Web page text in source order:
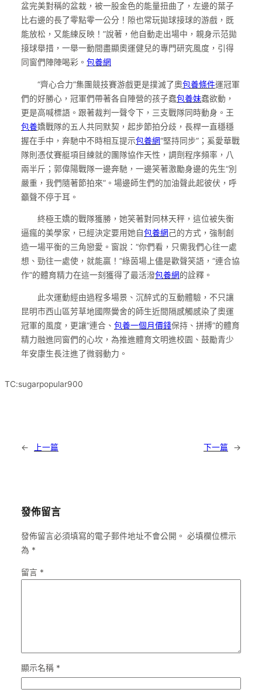
盆完美對稱的盆栽，被一股金色的能量扭曲了，左邊的葉子
比右邊的長了零點零一公分！隙也常玩拋球接球的游戲，既
能放松，又能練反映！”說著，他自動走出場中，親身示范拋
接球舉措，一舉一動間盡顯奧運健兒的專門研究風度，引得
同窗們陣陣喝彩。 包養網
“齊心合力”集團競技賽游戲更是撲滅了奧包養條件運冠軍
們的好勝心，冠軍們帶著各自陣營的孩子蠢包養妹蠢欲動，
更是高喊標語。跟著裁判一聲令下，三支戰隊同時動身。王
包養嬌戰隊的五人共同默契，起步節拍分歧，長桿一直穩穩
握在手中，奔馳中不時相互提示包養網“堅持同步”；奚愛華戰
隊則憑仗賽艇項目練就的團隊協作天性，調劑程序頻率，八
兩半斤；郭偉陽戰隊一邊奔馳，一邊笑著激勵身邊的先生“別
嚴重，我們隨著節拍來”。場邊師生們的加油聲此起彼伏，呼
籲聲不停于耳。
終極王嬌的戰隊獲勝，她笑著對同林天秤，這位被失衡
逼瘋的美學家，已經決定要用她自包養網 己的方式，強制創
造一場平衡的三角戀愛。窗說：“你們看，只需我們心往一處
想、勁往一處使，就能贏！”綠茵場上儘是歡聲笑語，“連合協
作”的體育精力在這一刻獲得了最活潑包養網的詮釋。
此次運動經由過程多場景、沉醉式的互動體驗，不只讓
昆明市西山區芳草地國際黌舍的師生近間隔感觸感染了奧運
冠軍的風度，更讓“連合、 包養一個月價錢保持、拼搏”的體育
精力融進同窗們的心坎，為推進體育文明進校園、鼓勵青少
年安康生長注進了微弱動力。
TC:sugarpopular900
← 上一篇 下一篇 →
發佈留言
發佈留言必須填寫的電子郵件地址不會公開。 必填欄位標示
為 *
留言 *
顯示名稱 *